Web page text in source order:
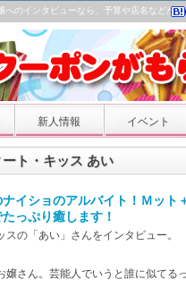
のインタビューなら、予算や店名などか
新人情報 イベント
ト・キッス あい
イショのアルバイト！Ｍット
っぷり癒します！
の「あい」さんをインタビュー。
嬢さん。芸能人でいうと誰に似てる